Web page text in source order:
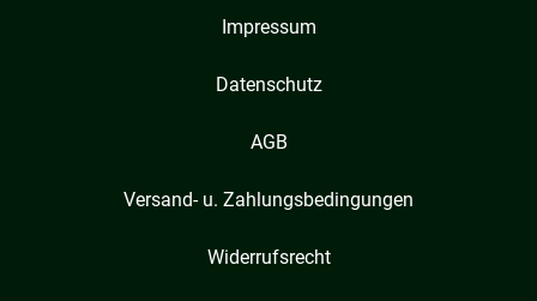
Impressum
Datenschutz
AGB
Versand- u. Zahlungsbedingungen
Widerrufsrecht